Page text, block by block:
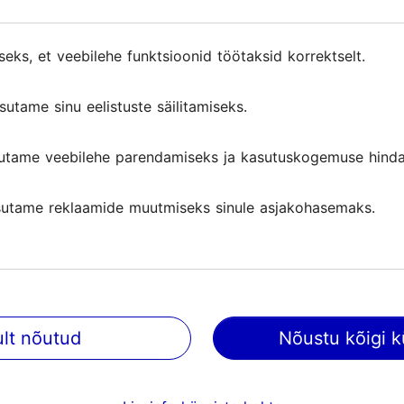
ja hoolduste vahel. Mahe muusika,
sulle maksimaalse heaolu.
ja mullivannidega. Avatud on spaa baar, mille
et veebilehe funktsioonid töötaksid korrektselt.
sinu eelistuste säilitamiseks.
veebilehe parendamiseks ja kasutuskogemuse
reklaamide muutmiseks sinule asjakohasemaks.
nõutud Nõustu kõigi
et veebilehe funktsioonid töötaksid korrektselt.
sinu eelistuste säilitamiseks.
veebilehe parendamiseks ja kasutuskogemuse
reklaamide muutmiseks sinule asjakohasemaks.
nõutud Nõustu kõigi